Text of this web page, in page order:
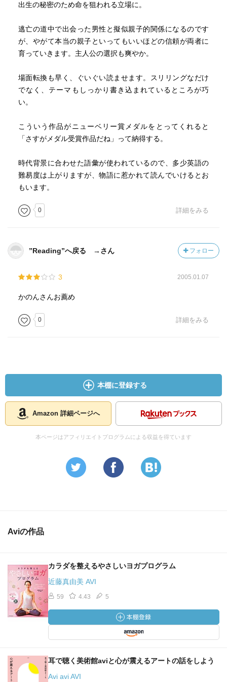
出生の秘密のため命を狙われる立場に。
逃亡の道中で出会った男性と擬似親子的関係になるのです
が、やがて本当の親子といってもいいほどの信頼が両者に
育っていきます。主人公の選択も爽やか。
場面転換も早く、ぐいぐい読ませます。スリリングなだけ
でなく、テーマもしっかり書き込まれているところが巧
い。
こういう作品がニューベリー賞メダルをとってくれると
「さすがメダル受賞作品だね」って納得する。
時代背景に合わせた語彙が使われているので、多少英語の
難易度は上がりますが、物語に惹かれて読んでいけるとお
もいます。
0 詳細をみる
”Reading”へ戻る →さん フォロー
3 2005.01.07
かのんさんお薦め
0 詳細をみる
本棚に登録する
Amazon 詳細ページへ
本ページはアフィリエイトプログラムによる収益を得ています
Aviの作品
カラダを整えるやさしいヨガプログラム
近藤真由美 AVI
59 4.43 5
耳で聴く美術館aviと心が震えるアートの話をしよう
Avi avi AVI